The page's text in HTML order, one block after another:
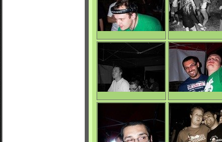
0/3851
Jules J La Mara Beat
0/3753
Keče & Jules J